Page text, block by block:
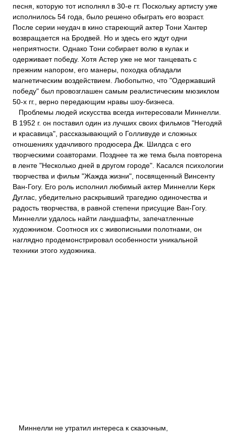
песня, которую тот исполнял в 30-е гт. Поскольку артисту уже
исполнилось 54 года, было решено обыграть его возраст.
После серии неудач в кино стареющий актер Тони Хантер
возвращается на Бродвей. Но и здесь его ждут одни
неприятности. Однако Тони собирает волю в кулак и
одерживает победу. Хотя Астер уже не мог танцевать с
прежним напором, его манеры, походка обладали
магнетическим воздействием. Любопытно, что "Одержавший
победу" был провозглашен самым реалистическим мюзиклом
50-х гг., верно передающим нравы шоу-бизнеса.
Проблемы людей искусства всегда интересовали Миннелли.
В 1952 г. он поставил один из лучших своих фильмов "Негодяй
и красавица", рассказывающий о Голливуде и сложных
отношениях удачливого продюсера Дж. Шилдса с его
творческими соавторами. Позднее та же тема была повторена
в ленте "Несколько дней в другом городе". Касался психологии
творчества и фильм "Жажда жизни", посвященный Винсенту
Ван-Гогу. Его роль исполнил любимый актер Миннелли Керк
Дуглас, убедительно раскрывший трагедию одиночества и
радость творчества, в равной степени присущие Ван-Гогу.
Миннелли удалось найти ландшафты, запечатленные
художником. Соотнося их с живописными полотнами, он
наглядно продемонстрировал особенности уникальной
техники этого художника.
Миннелли не утратил интереса к сказочным,